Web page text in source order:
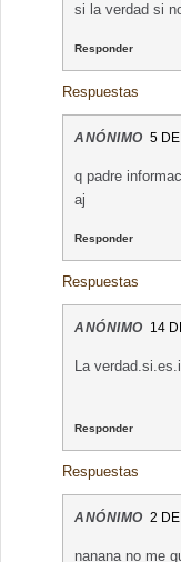
si la verdad si
Responder
Respuestas
ANÓNIMO 5
q padre
aj
Responder
Respuestas
ANÓNIMO 14
La
Responder
Respuestas
ANÓNIMO 2
nanana no me